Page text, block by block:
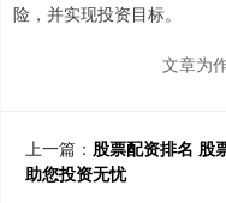
险，并实现投资目标。
文章为
上一篇： 股票配资排名 股
助您投资无忧